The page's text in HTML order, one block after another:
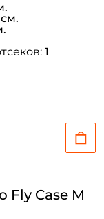
1
Fly Case M